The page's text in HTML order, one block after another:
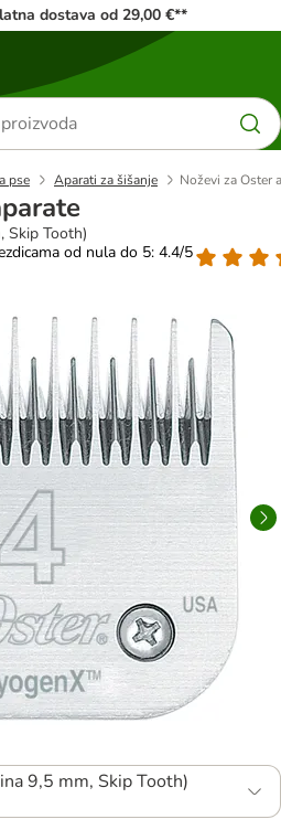
dostava od 29,00 €**
pse Aparati za šišanje Noževi za Oster
Skip Tooth)
od nula do 5: 4.4/5
9,5 mm, Skip Tooth)